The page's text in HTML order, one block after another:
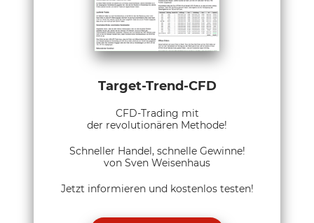
Target-Trend-CFD
CFD-Trading mit
der revolutionären Methode!
Schneller Handel, schnelle Gewinne!
von Sven Weisenhaus
Jetzt informieren und kostenlos testen!